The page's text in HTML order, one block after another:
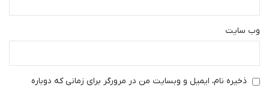
وب‌ سایت
ذخیره نام، ایمیل و وبسایت من در مرورگر برای زمانی که دوباره